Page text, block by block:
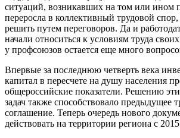
ситуаций, возникавших на том или ином
переросла в коллективный трудовой
решить путем переговоров. Да и
начали относиться к условиям труда
у профсоюзов остается еще много
Впервые за последнюю четверть века
капитал в пересчете на душу населения
общероссийские показатели. Решению
задач также способствовало предыдущее
соглашение. Теперь очередь нового
действовать на территории региона с